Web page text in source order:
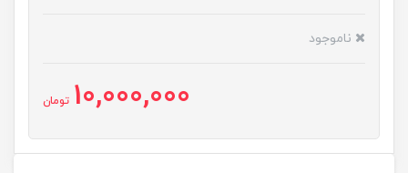
ناموجود
10,000,000 تومان